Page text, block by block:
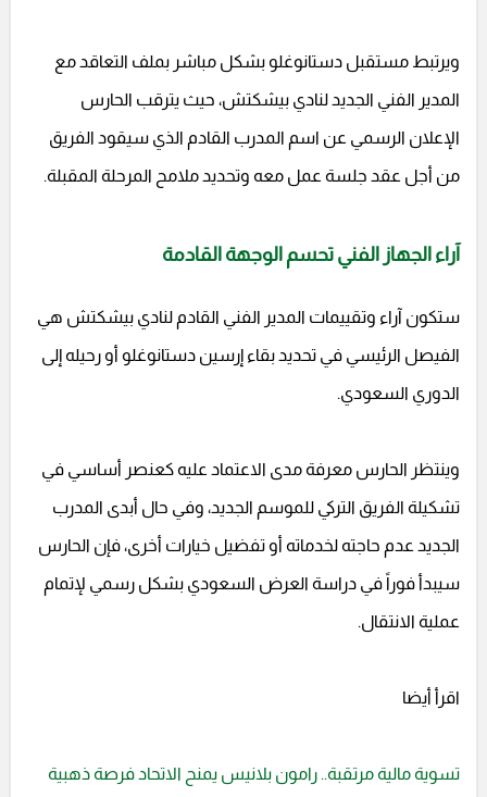
ويرتبط مستقبل دستانوغلو بشكل مباشر بملف التعاقد مع
المدير الفني الجديد لنادي بيشكتش، حيث يترقب الحارس
الإعلان الرسمي عن اسم المدرب القادم الذي سيقود الفريق
من أجل عقد جلسة عمل معه وتحديد ملامح المرحلة المقبلة.
آراء الجهاز الفني تحسم الوجهة القادمة
ستكون آراء وتقييمات المدير الفني القادم لنادي بيشكتش هي
الفيصل الرئيسي في تحديد بقاء إرسين دستانوغلو أو رحيله إلى
الدوري السعودي.
وينتظر الحارس معرفة مدى الاعتماد عليه كعنصر أساسي في
تشكيلة الفريق التركي للموسم الجديد، وفي حال أبدى المدرب
الجديد عدم حاجته لخدماته أو تفضيل خيارات أخرى، فإن الحارس
سيبدأ فوراً في دراسة العرض السعودي بشكل رسمي لإتمام
عملية الانتقال.
اقرأ أيضا
تسوية مالية مرتقبة.. رامون بلانيس يمنح الاتحاد فرصة ذهبية